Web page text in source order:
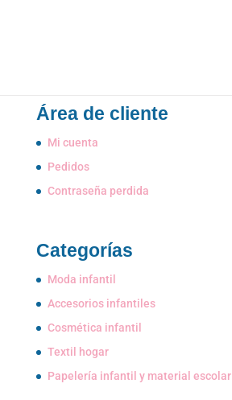
Área de cliente
Mi cuenta
Pedidos
Contraseña perdida
Categorías
Moda infantil
Accesorios infantiles
Cosmética infantil
Textil hogar
Papelería infantil y material escolar